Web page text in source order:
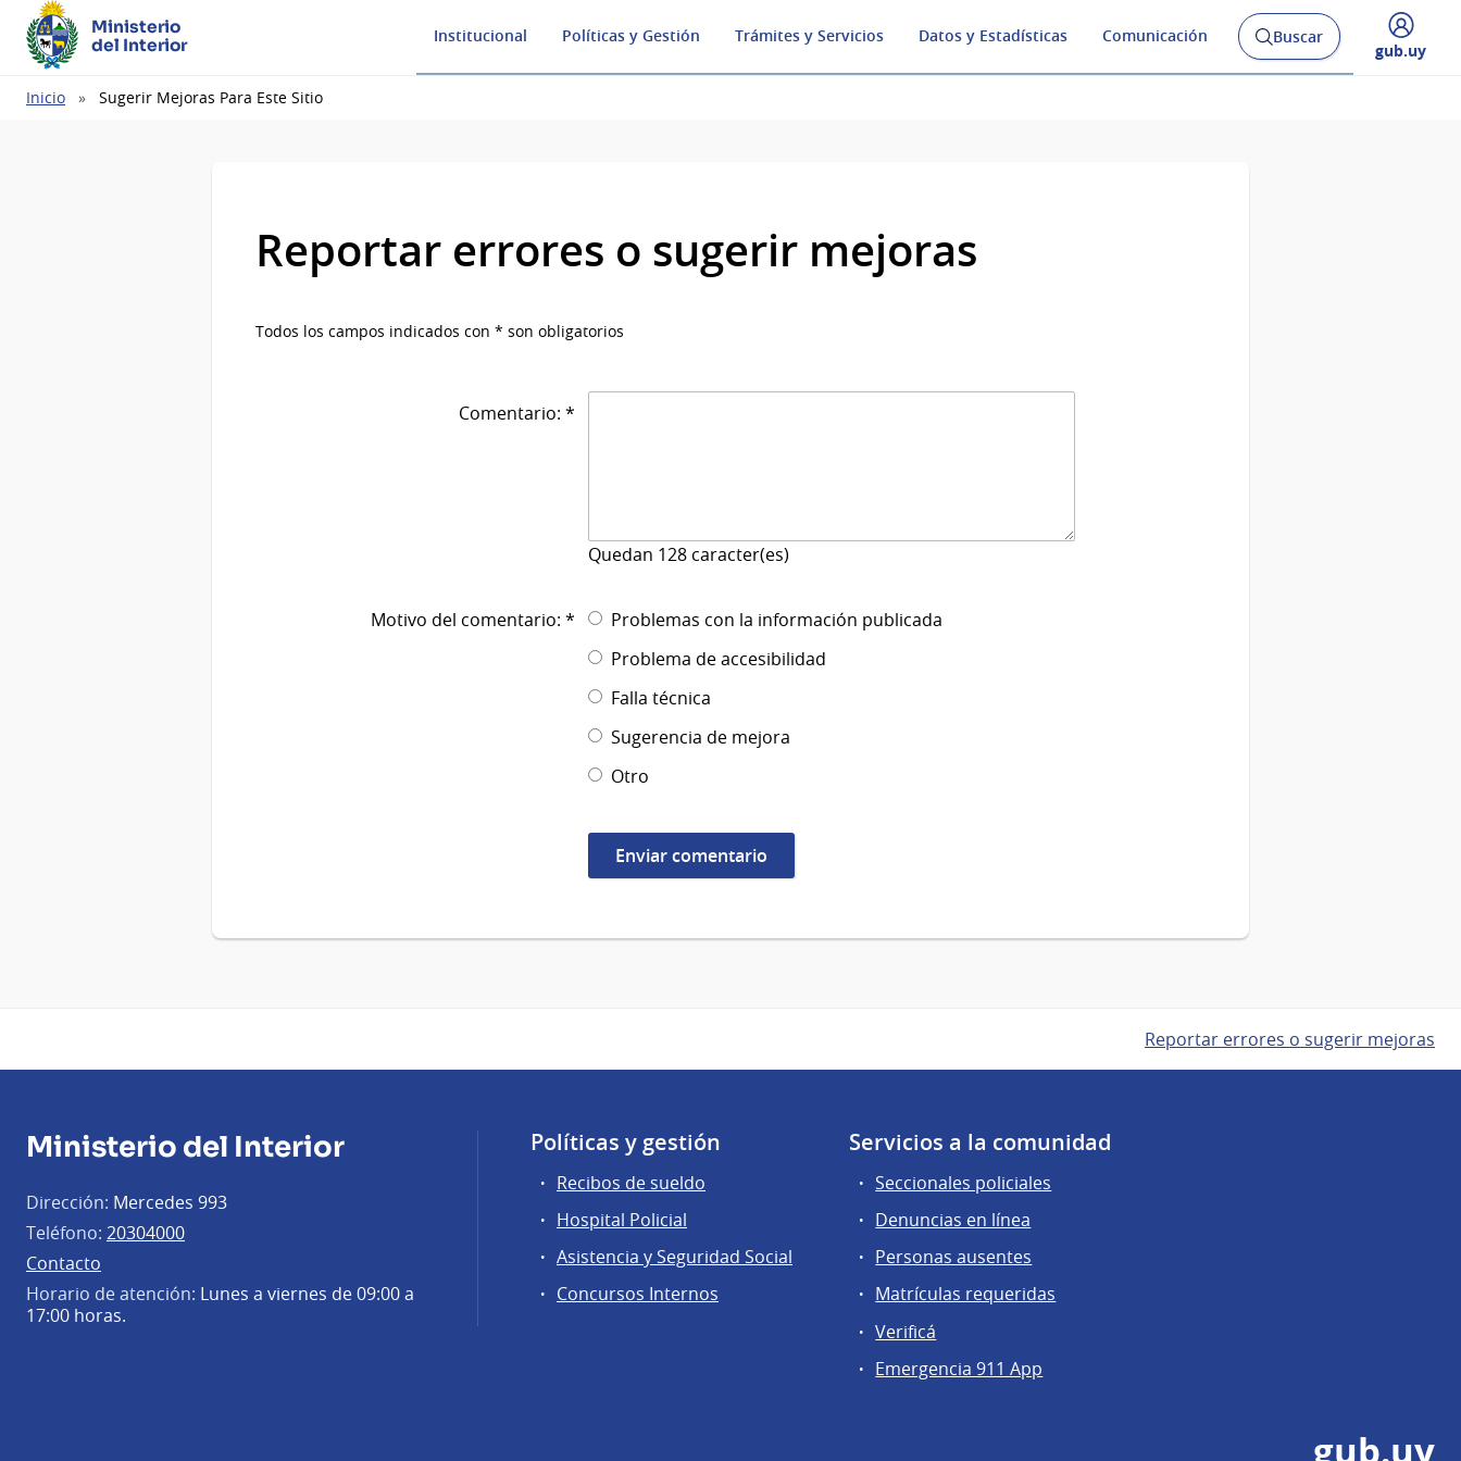
Ministerio
del Interior
Institucional Políticas y Gestión Trámites y Servicios Datos y Estadísticas Comunicación
Abrir
buscador
Buscar
Desplegar
gub.uy
Ruta
Inicio Sugerir Mejoras Para Este Sitio
Reportar errores o sugerir mejoras
Todos los campos indicados con * son obligatorios
Comentario: *
Quedan 128 caracter(es)
Motivo del comentario: *
Problemas con la información publicada
Problema de accesibilidad
Falla técnica
Sugerencia de mejora
Otro
Reportar errores o sugerir mejoras
Ministerio del Interior
Dirección: Mercedes 993
Teléfono: 20304000
Contacto
Horario de atención: Lunes a viernes de 09:00 a
17:00 horas.
Políticas y gestión
Recibos de sueldo
Hospital Policial
Asistencia y Seguridad Social
Concursos Internos
Servicios a la comunidad
Seccionales policiales
Denuncias en línea
Personas ausentes
Matrículas requeridas
Verificá
Emergencia 911 App
gub.uy